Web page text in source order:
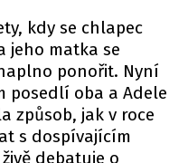
kdy se chlapec
jeho matka se
ponořit. Nyní
posedlí oba a Adele
způsob, jak v roce
s dospívajícím
debatuje o